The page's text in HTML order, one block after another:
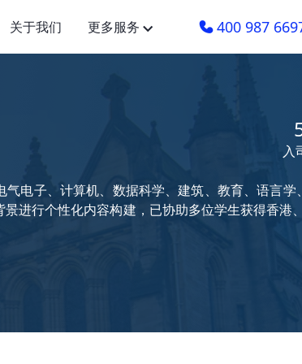
关于我们 更多服务 400 987
入
电子、计算机、数据科学、建筑、教育、语言学
进行个性化内容构建，已协助多位学生获得香港